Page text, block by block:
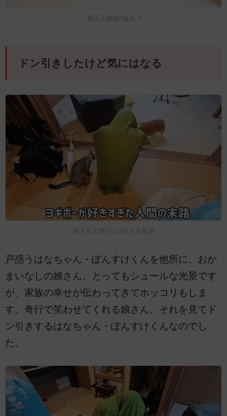
"新手の妖怪"誕生？
ドン引きしたけど気にはなる
娘さんの周りに2匹とも集合
戸惑うはなちゃん・ぽんすけくんを他所に、おか
まいなしの娘さん。とってもシュールな光景です
が、家族の幸せが伝わってきてホッコリもしま
す。奇行で笑わせてくれる娘さん、それを見てド
ン引きするはなちゃん・ぽんすけくんなのでし
た。